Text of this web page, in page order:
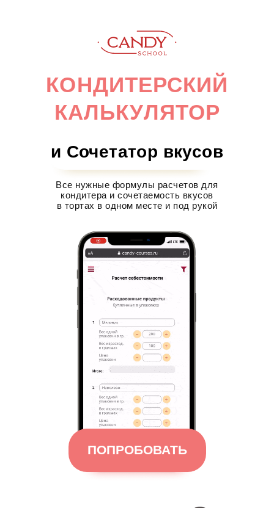
КОНДИТЕРСКИЙ
КАЛЬКУЛЯТОР
и Сочетатор вкусов
Все нужные формулы расчетов для
кондитера и сочетаемость вкусов
в тортах в одном месте и под рукой
ПОПРОБОВАТЬ